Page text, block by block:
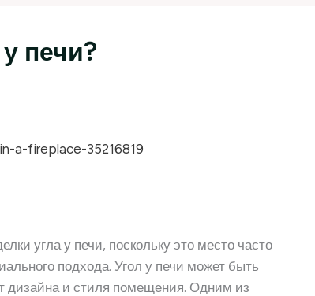
печи?
угла у печи, поскольку это место часто
подхода. Угол у печи может быть
дизайна и стиля помещения. Одним из